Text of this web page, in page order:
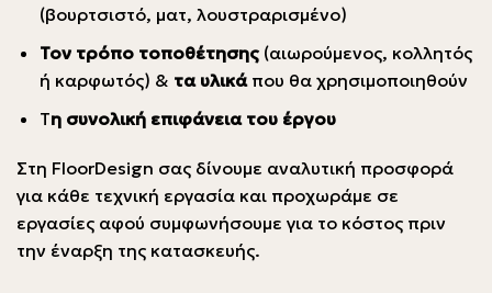
(βουρτσιστό, ματ, λουστραρισμένο)
Τον τρόπο τοποθέτησης(αιωρούμενος, κολλητός
ή καρφωτός) & τα υλικάπου θα χρησιμοποιηθούν
Τη συνολική επιφάνεια του έργου
Στη FloorDesign σας δίνουμε αναλυτική προσφορά
για κάθε τεχνική εργασία και προχωράμε σε
εργασίες αφού συμφωνήσουμε για το κόστος πριν
την έναρξη της κατασκευής.